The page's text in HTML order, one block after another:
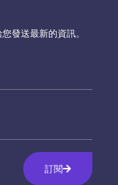
發送最新的資訊。
訂閱